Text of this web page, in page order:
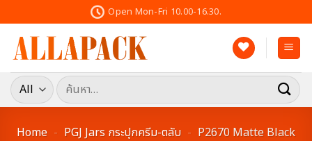
to
content
Open Mon-Fri 10.00-16.30.
ค้นหา:
Home - PGJ Jars กระปุกครีม-ตลับ - P2670 Matte Black